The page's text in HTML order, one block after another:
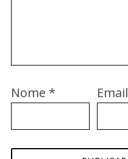
Nome * Email